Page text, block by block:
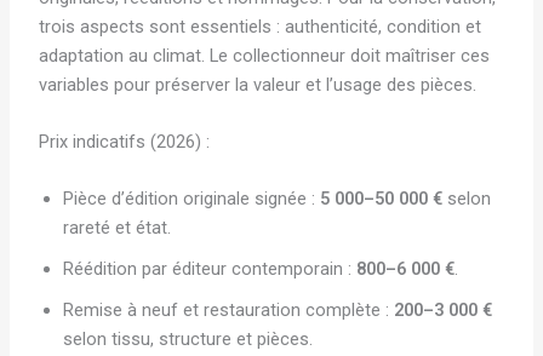
trois aspects sont essentiels : authenticité, condition et
adaptation au climat. Le collectionneur doit maîtriser ces
variables pour préserver la valeur et l’usage des pièces.
Prix indicatifs (2026) :
Pièce d’édition originale signée : 5 000–50 000 €selon
rareté et état.
Réédition par éditeur contemporain : 800–6 000 €.
Remise à neuf et restauration complète : 200–3 000 €
selon tissu, structure et pièces.